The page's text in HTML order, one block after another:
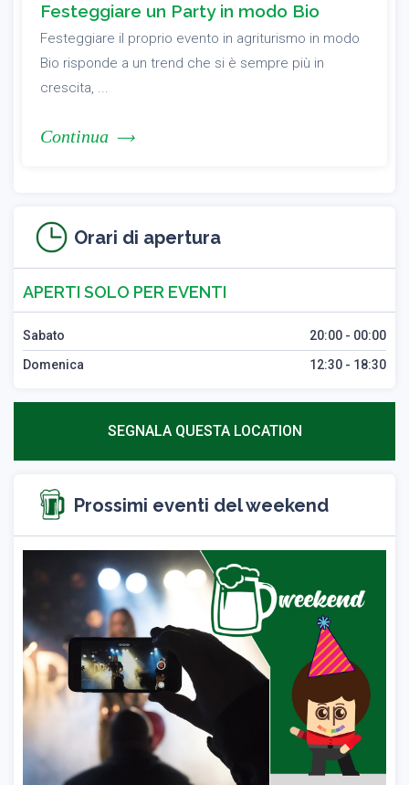
Festeggiare un Party in modo Bio
Festeggiare il proprio evento in agriturismo in modo
Bio risponde a un trend che si è sempre più in
crescita, ...
Continua
Orari di apertura
APERTI SOLO PER EVENTI
Sabato
20:00 - 00:00
Domenica
12:30 - 18:30
SEGNALA QUESTA LOCATION
Prossimi eventi del weekend